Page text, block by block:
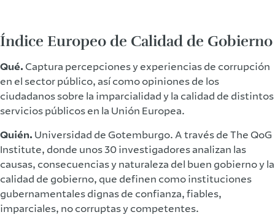
Índice Europeo de Calidad de Gobierno
Qué. Captura percepciones y experiencias de corrupción
en el sector público, así como opiniones de los
ciudadanos sobre la imparcialidad y la calidad de distintos
servicios públicos en la Unión Europea.
Quién. Universidad de Gotemburgo. A través de The QoG
Institute, donde unos 30 investigadores analizan las
causas, consecuencias y naturaleza del buen gobierno y la
calidad de gobierno, que definen como instituciones
gubernamentales dignas de confianza, fiables,
imparciales, no corruptas y competentes.